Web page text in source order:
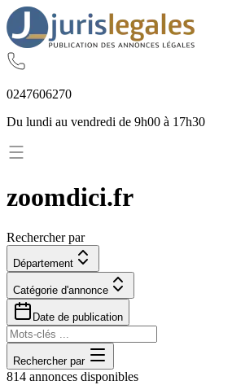
0247606270
Du lundi au vendredi de 9h00 à 17h30
zoomdici.fr
Rechercher par
Département
Catégorie d'annonce
Date de publication
Rechercher par
814 annonces disponibles